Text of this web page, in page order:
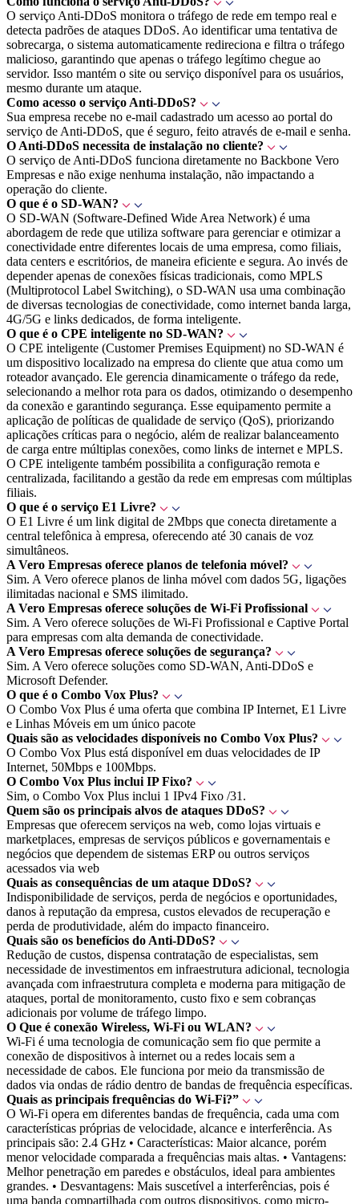
O serviço Anti-DDoS monitora o tráfego de rede em tempo real e
detecta padrões de ataques DDoS. Ao identificar uma tentativa de
sobrecarga, o sistema automaticamente redireciona e filtra o tráfego
malicioso, garantindo que apenas o tráfego legítimo chegue ao
servidor. Isso mantém o site ou serviço disponível para os usuários,
mesmo durante um ataque.
Como acesso o serviço Anti-DDoS?
Sua empresa recebe no e-mail cadastrado um acesso ao portal do
serviço de Anti-DDoS, que é seguro, feito através de e-mail e senha.
O Anti-DDoS necessita de instalação no cliente?
O serviço de Anti-DDoS funciona diretamente no Backbone Vero
Empresas e não exige nenhuma instalação, não impactando a
operação do cliente.
O que é o SD-WAN?
O SD-WAN (Software-Defined Wide Area Network) é uma
abordagem de rede que utiliza software para gerenciar e otimizar a
conectividade entre diferentes locais de uma empresa, como filiais,
data centers e escritórios, de maneira eficiente e segura. Ao invés de
depender apenas de conexões físicas tradicionais, como MPLS
(Multiprotocol Label Switching), o SD-WAN usa uma combinação
de diversas tecnologias de conectividade, como internet banda larga,
4G/5G e links dedicados, de forma inteligente.
O que é o CPE inteligente no SD-WAN?
O CPE inteligente (Customer Premises Equipment) no SD-WAN é
um dispositivo localizado na empresa do cliente que atua como um
roteador avançado. Ele gerencia dinamicamente o tráfego da rede,
selecionando a melhor rota para os dados, otimizando o desempenho
da conexão e garantindo segurança. Esse equipamento permite a
aplicação de políticas de qualidade de serviço (QoS), priorizando
aplicações críticas para o negócio, além de realizar balanceamento
de carga entre múltiplas conexões, como links de internet e MPLS.
O CPE inteligente também possibilita a configuração remota e
centralizada, facilitando a gestão da rede em empresas com múltiplas
filiais.
O que é o serviço E1 Livre?
O E1 Livre é um link digital de 2Mbps que conecta diretamente a
central telefônica à empresa, oferecendo até 30 canais de voz
simultâneos.
A Vero Empresas oferece planos de telefonia móvel?
Sim. A Vero oferece planos de linha móvel com dados 5G, ligações
ilimitadas nacional e SMS ilimitado.
A Vero Empresas oferece soluções de Wi-Fi Profissional
Sim. A Vero oferece soluções de Wi-Fi Profissional e Captive Portal
para empresas com alta demanda de conectividade.
A Vero Empresas oferece soluções de segurança?
Sim. A Vero oferece soluções como SD-WAN, Anti-DDoS e
Microsoft Defender.
O que é o Combo Vox Plus?
O Combo Vox Plus é uma oferta que combina IP Internet, E1 Livre
e Linhas Móveis em um único pacote
Quais são as velocidades disponíveis no Combo Vox Plus?
O Combo Vox Plus está disponível em duas velocidades de IP
Internet, 50Mbps e 100Mbps.
O Combo Vox Plus inclui IP Fixo?
Sim, o Combo Vox Plus inclui 1 IPv4 Fixo /31.
Quem são os principais alvos de ataques DDoS?
Empresas que oferecem serviços na web, como lojas virtuais e
marketplaces, empresas de serviços públicos e governamentais e
negócios que dependem de sistemas ERP ou outros serviços
acessados via web
Quais as consequências de um ataque DDoS?
Indisponibilidade de serviços, perda de negócios e oportunidades,
danos à reputação da empresa, custos elevados de recuperação e
perda de produtividade, além do impacto financeiro.
Quais são os benefícios do Anti-DDoS?
Redução de custos, dispensa contratação de especialistas, sem
necessidade de investimentos em infraestrutura adicional, tecnologia
avançada com infraestrutura completa e moderna para mitigação de
ataques, portal de monitoramento, custo fixo e sem cobranças
adicionais por volume de tráfego limpo.
O Que é conexão Wireless, Wi-Fi ou WLAN?
Wi-Fi é uma tecnologia de comunicação sem fio que permite a
conexão de dispositivos à internet ou a redes locais sem a
necessidade de cabos. Ele funciona por meio da transmissão de
dados via ondas de rádio dentro de bandas de frequência específicas.
Quais as principais frequências do Wi-Fi?”
O Wi-Fi opera em diferentes bandas de frequência, cada uma com
características próprias de velocidade, alcance e interferência. As
principais são: 2.4 GHz • Características: Maior alcance, porém
menor velocidade comparada a frequências mais altas. • Vantagens:
Melhor penetração em paredes e obstáculos, ideal para ambientes
grandes. • Desvantagens: Mais suscetível a interferências, pois é
uma banda compartilhada com outros dispositivos, como micro-